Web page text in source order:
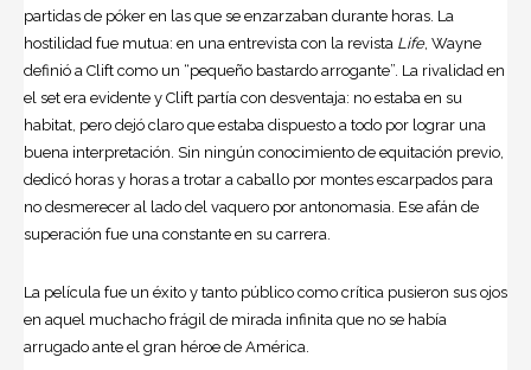
partidas de póker en las que se enzarzaban durante horas. La
hostilidad fue mutua: en una entrevista con la revista Life, Wayne
definió a Clift como un “pequeño bastardo arrogante”. La rivalidad en
el set era evidente y Clift partía con desventaja: no estaba en su
habitat, pero dejó claro que estaba dispuesto a todo por lograr una
buena interpretación. Sin ningún conocimiento de equitación previo,
dedicó horas y horas a trotar a caballo por montes escarpados para
no desmerecer al lado del vaquero por antonomasia. Ese afán de
superación fue una constante en su carrera.
La película fue un éxito y tanto público como crítica pusieron sus ojos
en aquel muchacho frágil de mirada infinita que no se había
arrugado ante el gran héroe de América.